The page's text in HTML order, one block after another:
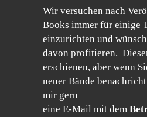
Wir versuchen nach
Books immer für einige
einzurichten und
davon profitieren.
erschienen, aber wenn
neuer Bände
mir gern
eine E-Mail mit dem